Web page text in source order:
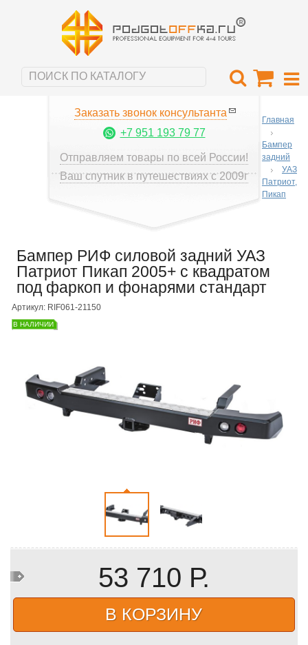
Заказать звонок консультанта
+7 951 193 79 77
Отправляем товары по всей России!
Ваш спутник в путешествиях с 2009г
Главная
Бампер
задний
УАЗ
Патриот,
Пикап
Бампер РИФ силовой задний УАЗ
Патриот Пикап 2005+ с квадратом
под фаркоп и фонарями стандарт
Артикул: RIF061-21150
В НАЛИЧИИ
53 710 Р.
В КОРЗИНУ